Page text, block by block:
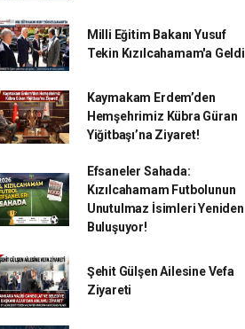
Milli Eğitim Bakanı Yusuf
Tekin Kızılcahamam'a Geldi
Kaymakam Erdem’den
Hemşehrimiz Kübra Güran
Yiğitbaşı’na Ziyaret!
Efsaneler Sahada:
Kızılcahamam Futbolunun
Unutulmaz İsimleri Yeniden
Buluşuyor!
Şehit Gülşen Ailesine Vefa
Ziyareti